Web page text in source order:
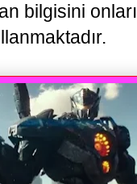
bilgisini